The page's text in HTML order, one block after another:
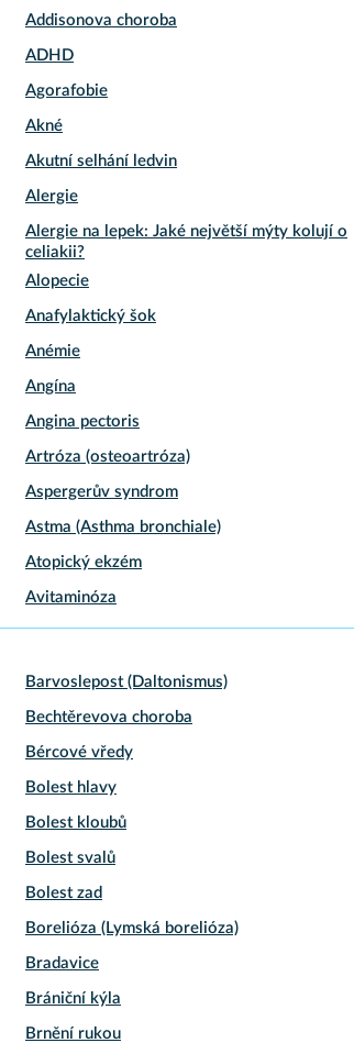
Addisonova choroba
ADHD
Agorafobie
Akné
Akutní selhání ledvin
Alergie
Alergie na lepek: Jaké největší mýty kolují o
celiakii?
Alopecie
Anafylaktický šok
Anémie
Angína
Angina pectoris
Artróza (osteoartróza)
Aspergerův syndrom
Astma (Asthma bronchiale)
Atopický ekzém
Avitaminóza
Barvoslepost (Daltonismus)
Bechtěrevova choroba
Bércové vředy
Bolest hlavy
Bolest kloubů
Bolest svalů
Bolest zad
Borelióza (Lymská borelióza)
Bradavice
Brániční kýla
Brnění rukou